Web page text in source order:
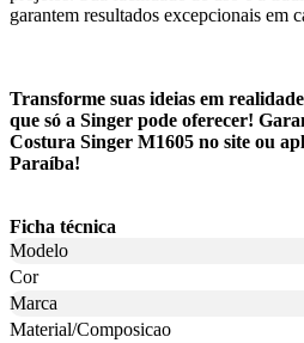
garantem resultados excepcionais em
Transforme suas ideias em
que só a Singer pode oferecer!
Costura Singer M1605 no site ou
Paraíba!
Ficha técnica
Modelo
Cor
Marca
Material/Composicao